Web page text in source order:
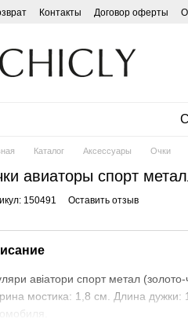
Контакты Договор оферты
Каталог Аксессуары Очки
авиаторы спорт
150491 Оставить отзыв
авіатори спорт метал
мостика: 1,8 см. Длина